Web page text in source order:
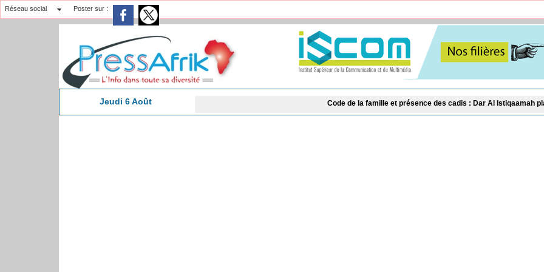
Réseau social Poster sur :
Jeudi 6 Août Code de la famille et présence des cadis : Dar Al Istiqaamah plaide pour